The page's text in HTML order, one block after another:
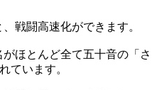
戦闘高速化ができます。
ほとんど全て五十音の「さ
ています。